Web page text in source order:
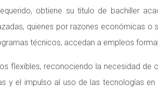
obtiene su título de bachiller
quienes por razones económicas o
técnicos, accedan a empleos
flexibles, reconociendo la necesidad
y el impulso al uso de las tecnologías